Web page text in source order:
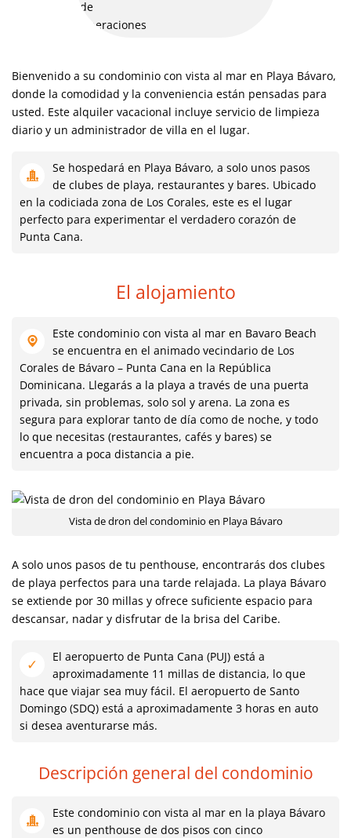
Bienvenido a su condominio con vista al mar en Playa Bávaro,
donde la comodidad y la conveniencia están pensadas para
usted. Este alquiler vacacional incluye servicio de limpieza
diario y un administrador de villa en el lugar.
Se hospedará en Playa Bávaro, a solo unos pasos
de clubes de playa, restaurantes y bares. Ubicado
en la codiciada zona de Los Corales, este es el lugar
perfecto para experimentar el verdadero corazón de
Punta Cana.
El alojamiento
Este condominio con vista al mar en Bavaro Beach
se encuentra en el animado vecindario de Los
Corales de Bávaro – Punta Cana en la República
Dominicana. Llegarás a la playa a través de una puerta
privada, sin problemas, solo sol y arena. La zona es
segura para explorar tanto de día como de noche, y todo
lo que necesitas (restaurantes, cafés y bares) se
encuentra a poca distancia a pie.
Vista de dron del condominio en Playa Bávaro
A solo unos pasos de tu penthouse, encontrarás dos clubes
de playa perfectos para una tarde relajada. La playa Bávaro
se extiende por 30 millas y ofrece suficiente espacio para
descansar, nadar y disfrutar de la brisa del Caribe.
El aeropuerto de Punta Cana (PUJ) está a
aproximadamente 11 millas de distancia, lo que
hace que viajar sea muy fácil. El aeropuerto de Santo
Domingo (SDQ) está a aproximadamente 3 horas en auto
si desea aventurarse más.
Descripción general del condominio
Este condominio con vista al mar en la playa Bávaro
es un penthouse de dos pisos con cinco